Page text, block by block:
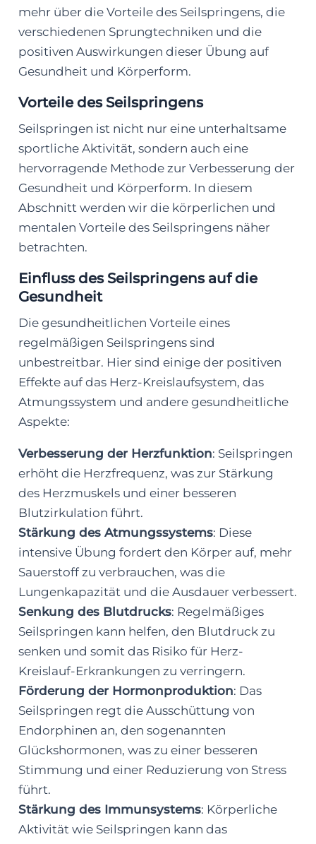
mehr über die Vorteile des Seilspringens, die
verschiedenen Sprungtechniken und die
positiven Auswirkungen dieser Übung auf
Gesundheit und Körperform.
Vorteile des Seilspringens
Seilspringen ist nicht nur eine unterhaltsame
sportliche Aktivität, sondern auch eine
hervorragende Methode zur Verbesserung der
Gesundheit und Körperform. In diesem
Abschnitt werden wir die körperlichen und
mentalen Vorteile des Seilspringens näher
betrachten.
Einfluss des Seilspringens auf die
Gesundheit
Die gesundheitlichen Vorteile eines
regelmäßigen Seilspringens sind
unbestreitbar. Hier sind einige der positiven
Effekte auf das Herz-Kreislaufsystem, das
Atmungssystem und andere gesundheitliche
Aspekte:
Verbesserung der Herzfunktion: Seilspringen
erhöht die Herzfrequenz, was zur Stärkung
des Herzmuskels und einer besseren
Blutzirkulation führt.
Stärkung des Atmungssystems: Diese
intensive Übung fordert den Körper auf, mehr
Sauerstoff zu verbrauchen, was die
Lungenkapazität und die Ausdauer verbessert.
Senkung des Blutdrucks: Regelmäßiges
Seilspringen kann helfen, den Blutdruck zu
senken und somit das Risiko für Herz-
Kreislauf-Erkrankungen zu verringern.
Förderung der Hormonproduktion: Das
Seilspringen regt die Ausschüttung von
Endorphinen an, den sogenannten
Glückshormonen, was zu einer besseren
Stimmung und einer Reduzierung von Stress
führt.
Stärkung des Immunsystems: Körperliche
Aktivität wie Seilspringen kann das